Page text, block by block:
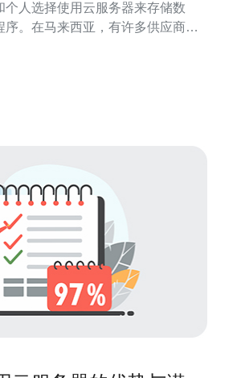
个人选择使用云服务器来存储数
。在马来西亚，有许多供应商提
马来西亚最适合选择哪个云服务